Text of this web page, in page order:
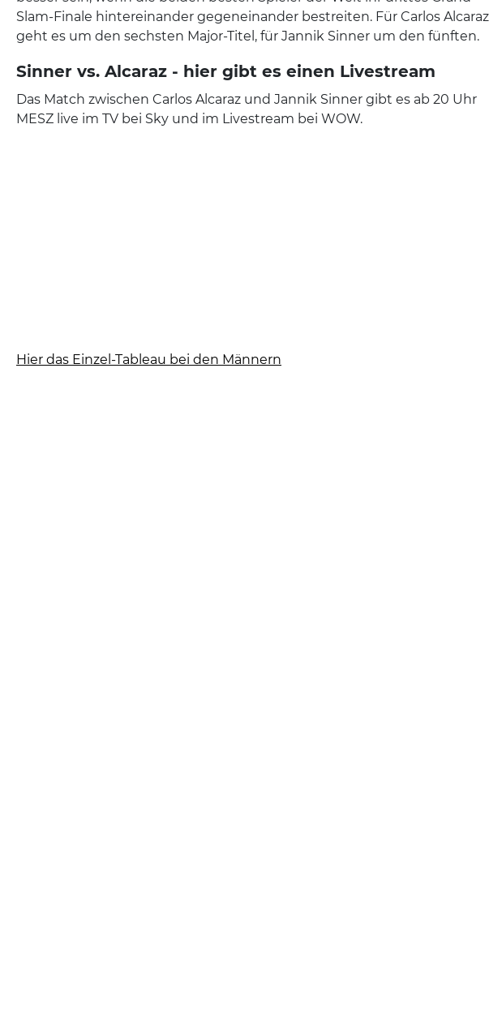
Slam-Finale hintereinander gegeneinander bestreiten. Für Carlos Alcaraz
geht es um den sechsten Major-Titel, für Jannik Sinner um den fünften.
Sinner vs. Alcaraz - hier gibt es einen Livestream
Das Match zwischen Carlos Alcaraz und Jannik Sinner gibt es ab 20 Uhr
MESZ live im TV bei Sky und im Livestream bei WOW.
Hier das Einzel-Tableau bei den Männern